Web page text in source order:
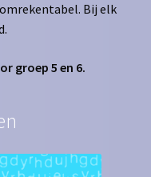
Bij elk
groep 5 en 6.